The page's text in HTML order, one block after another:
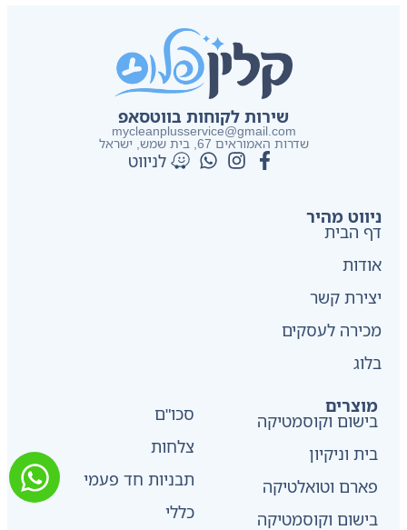
שירות לקוחות בווטסאפ
mycleanplusservice@gmail.com
שדרות האמוראים 67, בית שמש​, ישראל
לניווט
ניווט מהיר
דף הבית
אודות
יצירת קשר
מכירה לעסקים
בלוג
מוצרים
בישום וקוסמטיקה
בית וניקיון
פארם וטואלטיקה
בישום וקוסמטיקה
סכו"ם
צלחות
תבניות חד פעמי
כללי